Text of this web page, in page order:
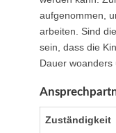
aufgenommen,
arbeiten. Sind
sein, dass die
Dauer woanders
Zuständigkeit